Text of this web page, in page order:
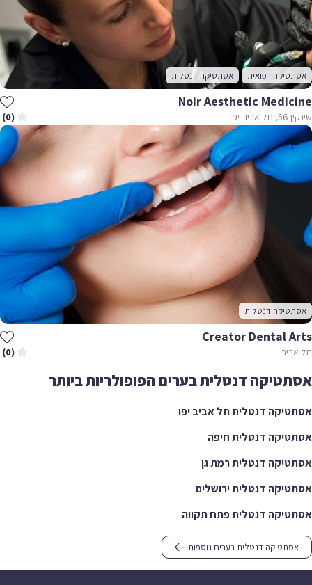
אסתטיקה רפואית אסתטיקה דנטלית
Noir Aesthetic Medicine
שינקין 56, תל אביב-יפו (0)
אסתטיקה דנטלית
Creator Dental Arts
תל אביב (0)
אסתטיקה דנטלית בערים הפופולריות ביותר
אסתטיקה דנטלית תל אביב יפו
אסתטיקה דנטלית חיפה
אסתטיקה דנטלית רמת גן
אסתטיקה דנטלית ירושלים
אסתטיקה דנטלית פתח תקווה
אסתטיקה דנטלית בערים נוספות